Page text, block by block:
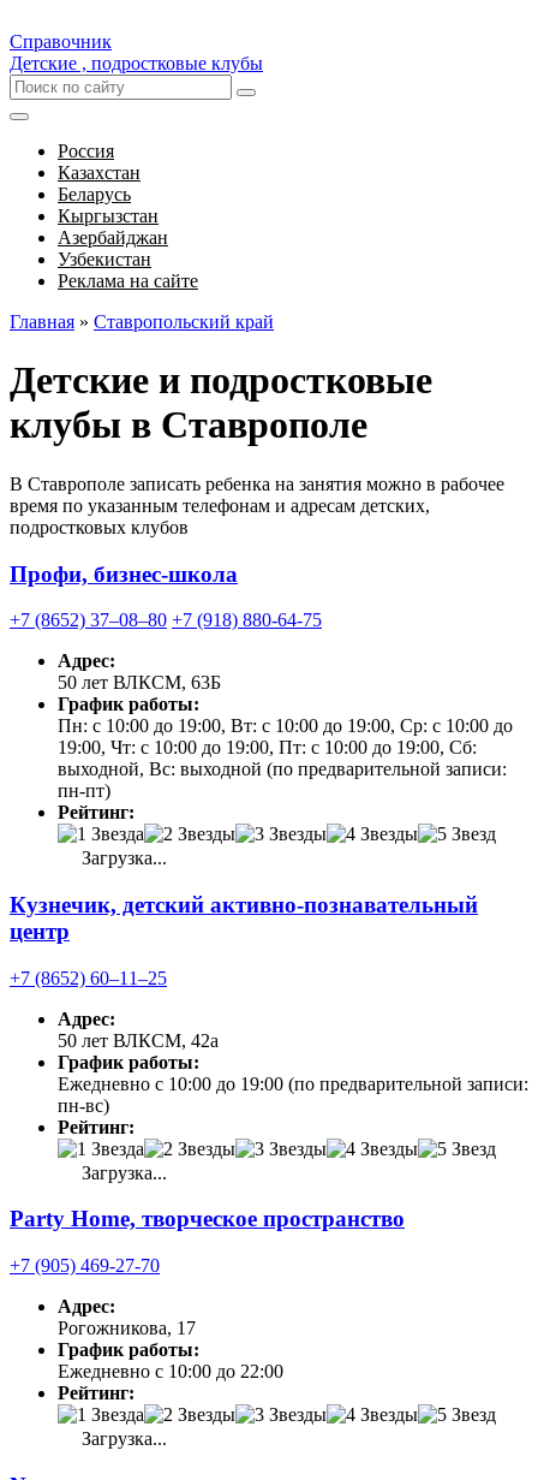
Справочник
Детские , подростковые клубы
Россия
Казахстан
Беларусь
Кыргызстан
Азербайджан
Узбекистан
Реклама на сайте
Главная » Ставропольский край
Детские и подростковые
клубы в Ставрополе
В Ставрополе записать ребенка на занятия можно в рабочее
время по указанным телефонам и адресам детских,
подростковых клубов
Профи, бизнес-школа
+7 (8652) 37‒08‒80 +7 (918) 880-64-75
Адрес:
50 лет ВЛКСМ, 63Б
График работы:
Пн: с 10:00 до 19:00, Вт: с 10:00 до 19:00, Ср: с 10:00 до
19:00, Чт: с 10:00 до 19:00, Пт: с 10:00 до 19:00, Сб:
выходной, Вс: выходной (по предварительной записи:
пн-пт)
Рейтинг:
Загрузка...
Кузнечик, детский активно-познавательный
центр
+7 (8652) 60‒11‒25
Адрес:
50 лет ВЛКСМ, 42а
График работы:
Ежедневно с 10:00 до 19:00 (по предварительной записи:
пн-вс)
Рейтинг:
Загрузка...
Party Home, творческое пространство
+7 (905) 469-27-70
Адрес:
Рогожникова, 17
График работы:
Ежедневно с 10:00 до 22:00
Рейтинг:
Загрузка...